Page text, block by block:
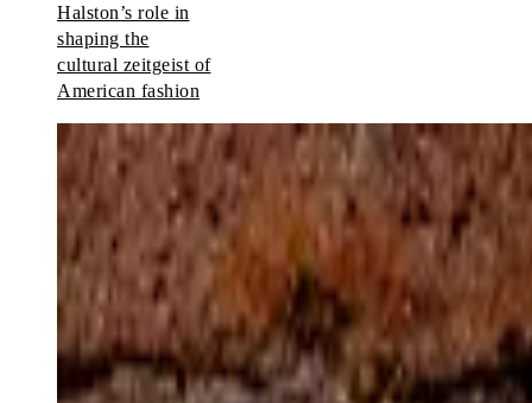
Halston’s role in
shaping the
cultural zeitgeist of
American fashion